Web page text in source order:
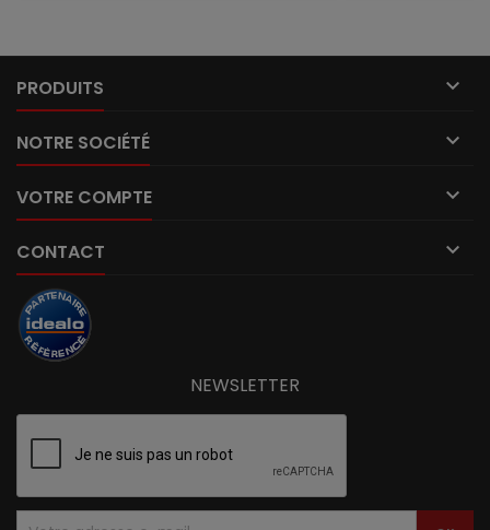
PRODUITS 
NOTRE SOCIÉTÉ 
VOTRE COMPTE 
CONTACT 
NEWSLETTER